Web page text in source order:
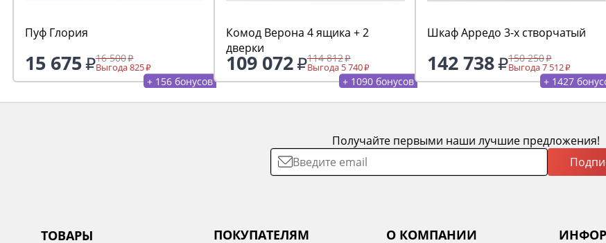
Пуф Глория
15 675 16 500
Выгода 825
+ 156 бонусов
Комод Верона 4 ящика + 2
дверки
109 072 114 812
Выгода 5 740
+ 1090 бонусов
Шкаф Арредо 3-х створчатый
142 738 150 250
Выгода 7 512
+ 1427
Получайте первыми наши лучшие предложения!
ТОВАРЫ ПОКУПАТЕЛЯМ О КОМПАНИИ